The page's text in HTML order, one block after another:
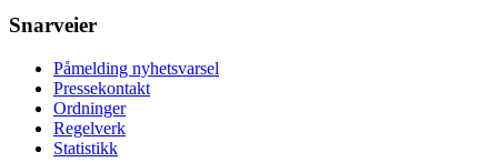
Snarveier
Påmelding nyhetsvarsel
Pressekontakt
Ordninger
Regelverk
Statistikk